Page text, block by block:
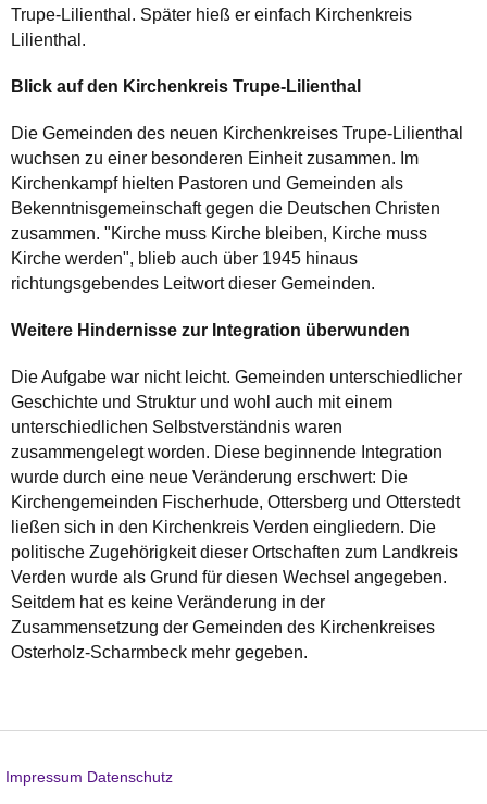
Trupe-Lilienthal. Später hieß er einfach Kirchenkreis
Lilienthal.
Blick auf den Kirchenkreis Trupe-Lilienthal
Die Gemeinden des neuen Kirchenkreises Trupe-Lilienthal
wuchsen zu einer besonderen Einheit zusammen. Im
Kirchenkampf hielten Pastoren und Gemeinden als
Bekenntnisgemeinschaft gegen die Deutschen Christen
zusammen. "Kirche muss Kirche bleiben, Kirche muss
Kirche werden", blieb auch über 1945 hinaus
richtungsgebendes Leitwort dieser Gemeinden.
Weitere Hindernisse zur Integration überwunden
Die Aufgabe war nicht leicht. Gemeinden unterschiedlicher
Geschichte und Struktur und wohl auch mit einem
unterschiedlichen Selbstverständnis waren
zusammengelegt worden. Diese beginnende Integration
wurde durch eine neue Veränderung erschwert: Die
Kirchengemeinden Fischerhude, Ottersberg und Otterstedt
ließen sich in den Kirchenkreis Verden eingliedern. Die
politische Zugehörigkeit dieser Ortschaften zum Landkreis
Verden wurde als Grund für diesen Wechsel angegeben.
Seitdem hat es keine Veränderung in der
Zusammensetzung der Gemeinden des Kirchenkreises
Osterholz-Scharmbeck mehr gegeben.
Impressum Datenschutz